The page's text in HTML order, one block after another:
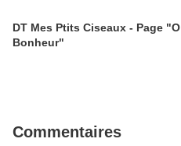
DT Mes Ptits Ciseaux - Page "O
Bonheur"
Commentaires